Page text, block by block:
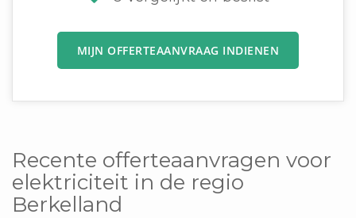
MIJN OFFERTEAANVRAAG INDIENEN
Recente offerteaanvragen voor
elektriciteit in de regio
Berkelland